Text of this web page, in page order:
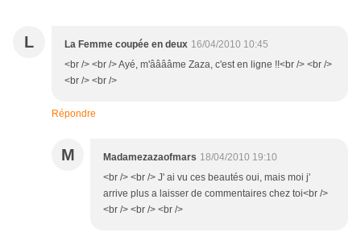
L La Femme coupée en deux 16/04/2010 10:45
<br /> <br /> Ayé, m'ââââme Zaza, c'est en ligne !!<br /> <br />
<br /> <br />
Répondre
M Madamezazaofmars 18/04/2010 19:10
<br /> <br /> J' ai vu ces beautés oui, mais moi j'
arrive plus a laisser de commentaires chez toi<br />
<br /> <br /> <br />